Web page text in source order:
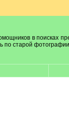
в поисках
старой